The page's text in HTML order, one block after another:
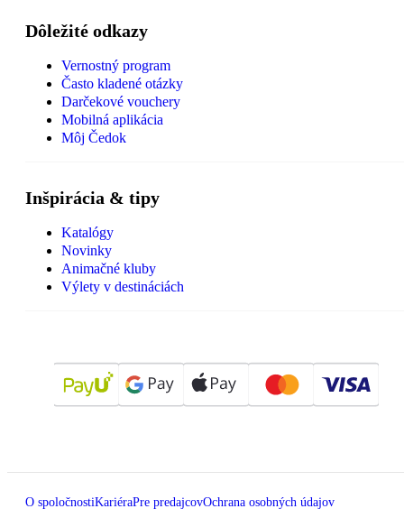
Dôležité odkazy
Vernostný program
Často kladené otázky
Darčekové vouchery
Mobilná aplikácia
Môj Čedok
Inšpirácia & tipy
Katalógy
Novinky
Animačné kluby
Výlety v destináciách
O spoločnostiKariéraPre predajcovOchrana osobných údajov